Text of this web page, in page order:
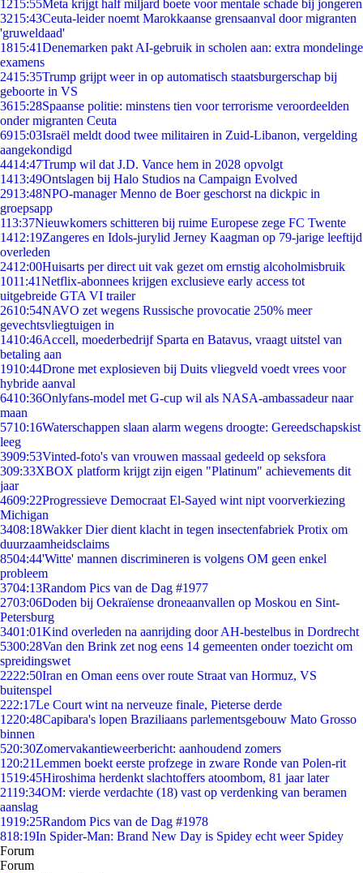
1215:55Meta krijgt half miljard boete voor mentale schade bij jongeren
3215:43Ceuta-leider noemt Marokkaanse grensaanval door migranten
'gruweldaad'
1815:41Denemarken pakt AI-gebruik in scholen aan: extra mondelinge
examens
2415:35Trump grijpt weer in op automatisch staatsburgerschap bij
geboorte in VS
3615:28Spaanse politie: minstens tien voor terrorisme veroordeelden
onder migranten Ceuta
6915:03Israël meldt dood twee militairen in Zuid-Libanon, vergelding
aangekondigd
4414:47Trump wil dat J.D. Vance hem in 2028 opvolgt
1413:49Ontslagen bij Halo Studios na Campaign Evolved
2913:48NPO-manager Menno de Boer geschorst na dickpic in
groepsapp
113:37Nieuwkomers schitteren bij ruime Europese zege FC Twente
1412:19Zangeres en Idols-jurylid Jerney Kaagman op 79-jarige leeftijd
overleden
2412:00Huisarts per direct uit vak gezet om ernstig alcoholmisbruik
1011:41Netflix-abonnees krijgen exclusieve early access tot
uitgebreide GTA VI trailer
2610:54NAVO zet wegens Russische provocatie 250% meer
gevechtsvliegtuigen in
1410:46Accell, moederbedrijf Sparta en Batavus, vraagt uitstel van
betaling aan
1910:44Drone met explosieven bij Duits vliegveld voedt vrees voor
hybride aanval
6410:36Onlyfans-model met G-cup wil als NASA-ambassadeur naar
maan
5710:16Waterschappen slaan alarm wegens droogte: Gereedschapskist
leeg
3909:53Vinted-foto's van vrouwen massaal gedeeld op seksfora
309:33XBOX platform krijgt zijn eigen "Platinum" achievements dit
jaar
4609:22Progressieve Democraat El-Sayed wint nipt voorverkiezing
Michigan
3408:18Wakker Dier dient klacht in tegen insectenfabriek Protix om
duurzaamheidsclaims
8504:44'Witte' mannen discrimineren is volgens OM geen enkel
probleem
3704:13Random Pics van de Dag #1977
2703:06Doden bij Oekraïense droneaanvallen op Moskou en Sint-
Petersburg
3401:01Kind overleden na aanrijding door AH-bestelbus in Dordrecht
5300:28Van den Brink zet nog eens 14 gemeenten onder toezicht om
spreidingswet
2222:50Iran en Oman eens over route Straat van Hormuz, VS
buitenspel
222:17Le Court wint na nerveuze finale, Pieterse derde
1220:48Capibara's lopen Braziliaans parlementsgebouw Mato Grosso
binnen
520:30Zomervakantieweerbericht: aanhoudend zomers
1 20:21Lemmen boekt eerste profzege in zware Ronde van Polen-rit
1519:45Hiroshima herdenkt slachtoffers atoombom, 81 jaar later
2119:34OM: vierde verdachte (18) vast op verdenking van beramen
aanslag
1919:25Random Pics van de Dag #1978
818:19In Spider-Man: Brand New Day is Spidey echt weer Spidey
Forum
Forum